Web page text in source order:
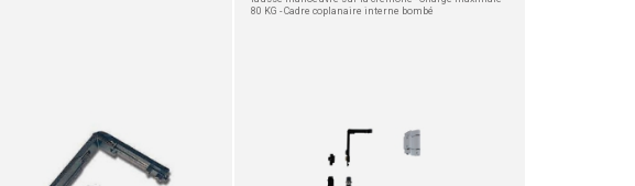
80 KG - Cadre coplanaire interne bombé